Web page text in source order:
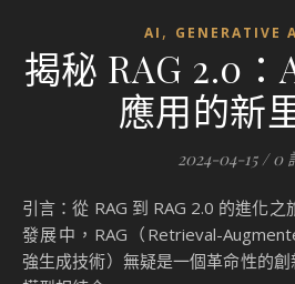
AI , GENERATIVE
揭秘 RAG 2.0
應用的新
2024-04-15 / 0
引言：從 RAG 到 RAG 2.0 的進化之旅 在當今人工智慧的快速
發展中，RAG（Retrieval-
強生成技術）無疑是一個革命性的